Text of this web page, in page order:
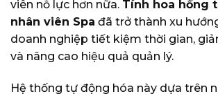
viên nỗ lực hơn nữa. Tính hoa hồng
nhân viên Spa đã trở thành xu
doanh nghiệp tiết kiệm thời gian,
và nâng cao hiệu quả quản lý.
Hệ thống tự động hóa này dựa trên